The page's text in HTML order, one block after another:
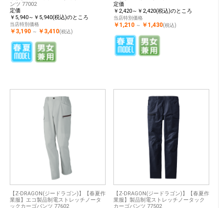
ンツ 77002
定価
￥5,940～￥5,940(税込)のところ
当店特別価格
￥3,190 ～ ￥3,410(税込)
定価
￥2,420～￥2,420(税込)のところ
当店特別価格
￥1,210 ～ ￥1,430(税込)
【Z-DRAGON(ジードラゴン)】【春夏作
業服】エコ製品制電ストレッチノータ
ックカーゴパンツ 77602
【Z-DRAGON(ジードラゴン)】【春夏作
業服】製品制電ストレッチノータック
カーゴパンツ 77502